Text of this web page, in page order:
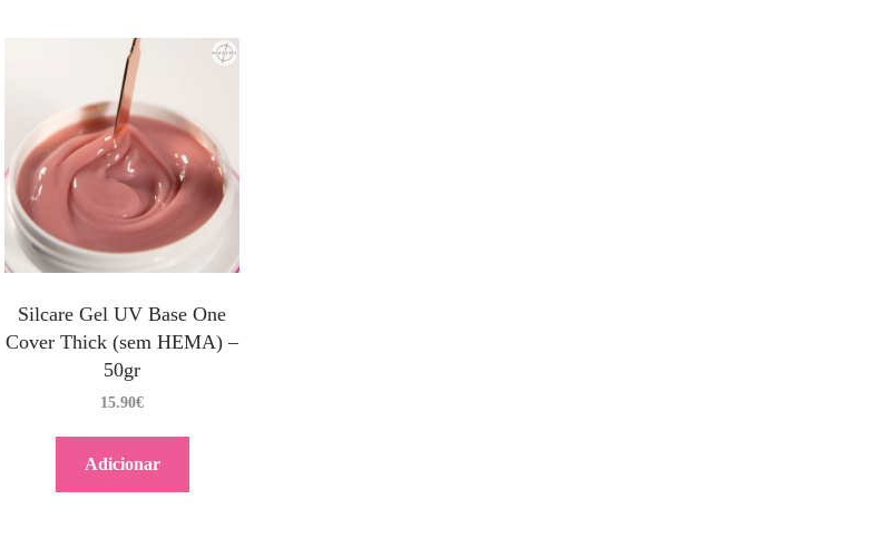
Silcare Gel UV Base One
Cover Thick (sem HEMA) –
50gr
15.90€
Adicionar